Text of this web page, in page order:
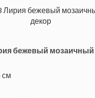
бежевый мозаичный
см